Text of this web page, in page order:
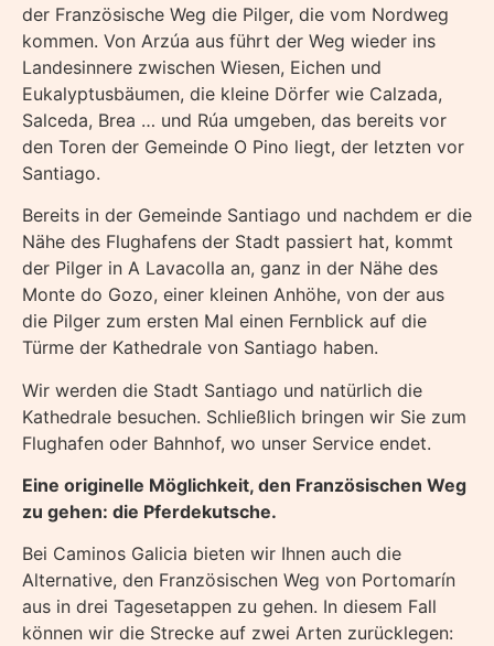
der Französische Weg die Pilger, die vom Nordweg
kommen. Von Arzúa aus führt der Weg wieder ins
Landesinnere zwischen Wiesen, Eichen und
Eukalyptusbäumen, die kleine Dörfer wie Calzada,
Salceda, Brea … und Rúa umgeben, das bereits vor
den Toren der Gemeinde O Pino liegt, der letzten vor
Santiago.
Bereits in der Gemeinde Santiago und nachdem er die
Nähe des Flughafens der Stadt passiert hat, kommt
der Pilger in A Lavacolla an, ganz in der Nähe des
Monte do Gozo, einer kleinen Anhöhe, von der aus
die Pilger zum ersten Mal einen Fernblick auf die
Türme der Kathedrale von Santiago haben.
Wir werden die Stadt Santiago und natürlich die
Kathedrale besuchen. Schließlich bringen wir Sie zum
Flughafen oder Bahnhof, wo unser Service endet.
Eine originelle Möglichkeit, den Französischen Weg
zu gehen: die Pferdekutsche.
Bei Caminos Galicia bieten wir Ihnen auch die
Alternative, den Französischen Weg von Portomarín
aus in drei Tagesetappen zu gehen. In diesem Fall
können wir die Strecke auf zwei Arten zurücklegen: